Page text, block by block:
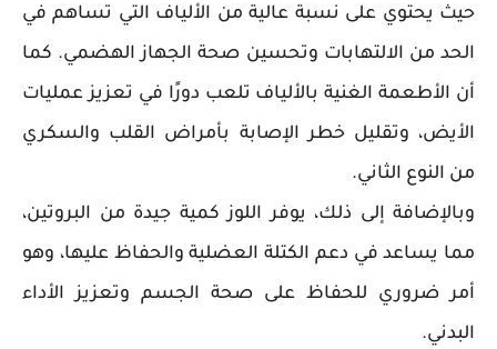
حيث يحتوي على نسبة عالية من الألياف التي تساهم في
الحد من الالتهابات وتحسين صحة الجهاز الهضمي. كما
أن الأطعمة الغنية بالألياف تلعب دورًا في تعزيز عمليات
الأيض، وتقليل خطر الإصابة بأمراض القلب والسكري
من النوع الثاني.
وبالإضافة إلى ذلك، يوفر اللوز كمية جيدة من البروتين،
مما يساعد في دعم الكتلة العضلية والحفاظ عليها، وهو
أمر ضروري للحفاظ على صحة الجسم وتعزيز الأداء
البدني.